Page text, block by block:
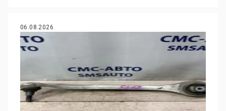
06.08.2026